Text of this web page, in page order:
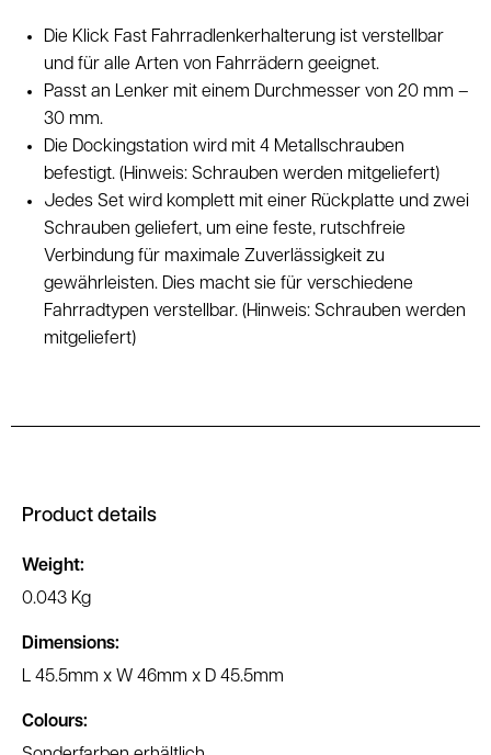
Die Klick Fast Fahrradlenkerhalterung ist verstellbar
und für alle Arten von Fahrrädern geeignet.
Passt an Lenker mit einem Durchmesser von 20 mm –
30 mm.
Die Dockingstation wird mit 4 Metallschrauben
befestigt. (Hinweis: Schrauben werden mitgeliefert)
Jedes Set wird komplett mit einer Rückplatte und zwei
Schrauben geliefert, um eine feste, rutschfreie
Verbindung für maximale Zuverlässigkeit zu
gewährleisten. Dies macht sie für verschiedene
Fahrradtypen verstellbar. (Hinweis: Schrauben werden
mitgeliefert)
Product details
Weight:
0.043 Kg
Dimensions:
L 45.5mm x W 46mm x D 45.5mm
Colours: